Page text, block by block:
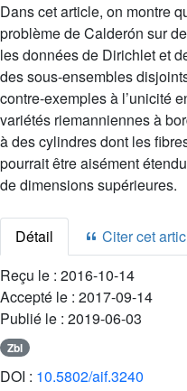
Dans cet article, on montre
problème de Calderón sur
les données de Dirichlet et
des sous-ensembles
contre-exemples à l’unicité
variétés riemanniennes à
à des cylindres dont les
pourrait être aisément
de dimensions supérieures.
Détail
Citer cet
Reçu le : 2016-10-14
Accepté le : 2017-09-14
Publié le : 2019-06-03
Zbl
DOI : 10.5802/aif.3240